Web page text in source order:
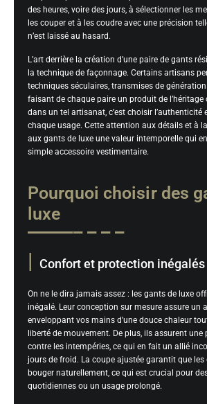
des heures, voire des jours, à sélectionner les
les couper et à les coudre avec une précision
n’est laissé au hasard.
L’art derrière la création d’une paire de gants
la technique de façonnage. Certains artisans
techniques séculaires, transmises de
faisant de chaque paire un produit de l’héritage
dans un tel artisanat, c’est choisir l’authenticité
chaque usage. Cette attention aux détails et à
aux gants de luxe une valeur intemporelle qui
simple accessoire vestimentaire.
Pourquoi choisir des
luxe
Confort et protection inégalés
On ne le dira jamais assez : les gants de luxe
inégalé. Leur conception sur mesure assure un
enveloppant vos mains d’une douce chaleur
liberté de mouvement. De plus, ils assurent
contre les intempéries, ce qui en fait un allié
jours de froid. La coupe ajustée garantit que
bouger naturellement, ce qui est crucial pour
quotidiennes ou un usage prolongé.